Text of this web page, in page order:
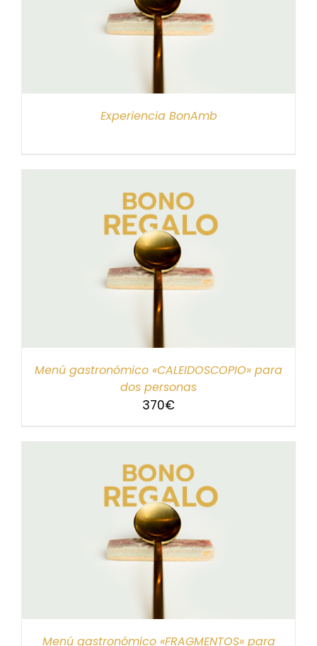
Experiencia BonAmb
Menú gastronómico «CALEIDOSCOPIO» para
dos personas
370€
Menú gastronómico «FRAGMENTOS» para